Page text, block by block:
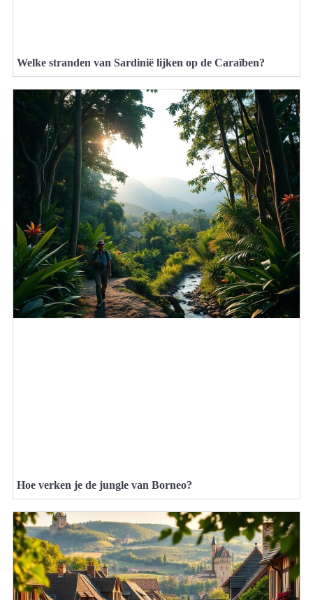
Welke stranden van Sardinië lijken op de Caraïben?
Hoe verken je de jungle van Borneo?